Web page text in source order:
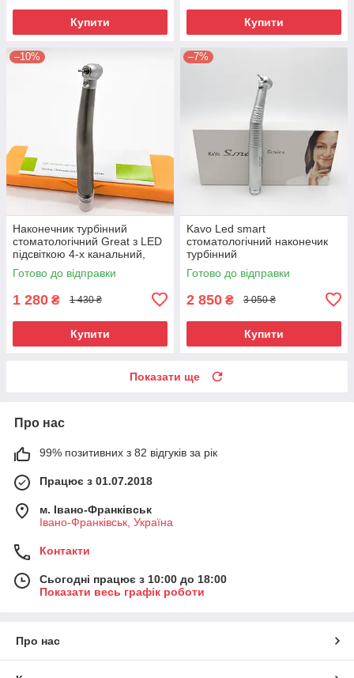
Купити Купити
–10%
Наконечник турбінний
стоматологічний Great з LED
підсвіткою 4-х канальний,
сталь
Готово до відправки
1 280 ₴ 1 430 ₴
Купити
–7%
Kavo Led smart
стоматологічний наконечик
турбінний
Готово до відправки
2 850 ₴ 3 050 ₴
Купити
Показати ще
Про нас
99% позитивних з 82 відгуків за рік
Працює з 01.07.2018
м. Івано-Франківськ
Івано-Франківськ, Україна
Контакти
Сьогодні працює з 10:00 до 18:00
Показати весь графік роботи
Про нас